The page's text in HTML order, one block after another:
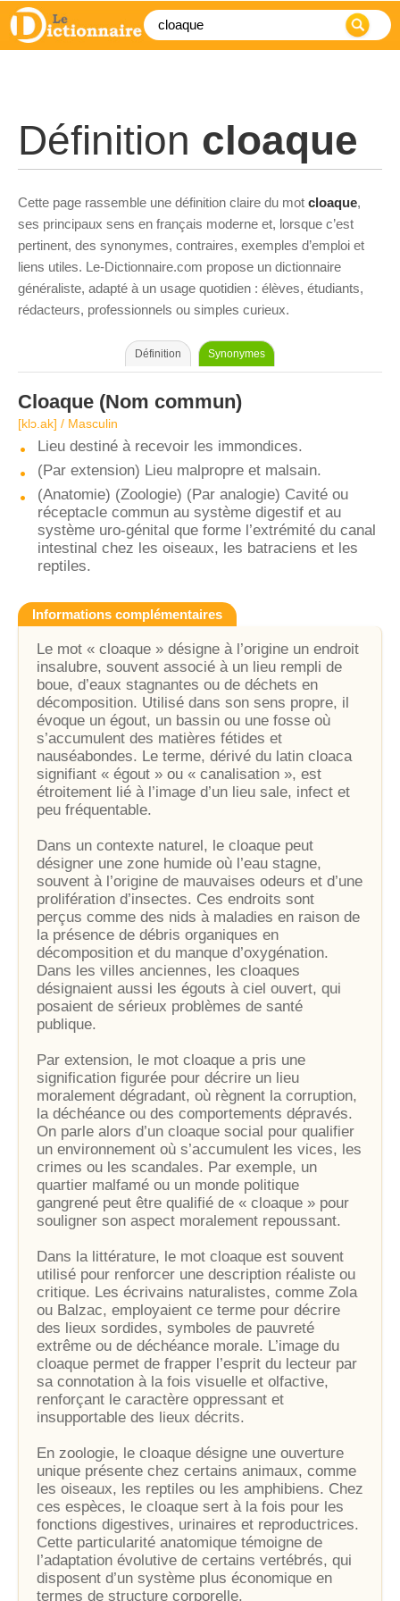
Définition cloaque
Cette page rassemble une définition claire du mot cloaque,
ses principaux sens en français moderne et, lorsque c’est
pertinent, des synonymes, contraires, exemples d’emploi et
liens utiles. Le-Dictionnaire.com propose un dictionnaire
généraliste, adapté à un usage quotidien : élèves, étudiants,
rédacteurs, professionnels ou simples curieux.
Définition Synonymes
Cloaque (Nom commun)
[klɔ.ak] / Masculin
Lieu destiné à recevoir les immondices.
(Par extension) Lieu malpropre et malsain.
(Anatomie) (Zoologie) (Par analogie) Cavité ou
réceptacle commun au système digestif et au
système uro-génital que forme l’extrémité du canal
intestinal chez les oiseaux, les batraciens et les
reptiles.
Informations complémentaires
Le mot « cloaque » désigne à l’origine un endroit
insalubre, souvent associé à un lieu rempli de
boue, d’eaux stagnantes ou de déchets en
décomposition. Utilisé dans son sens propre, il
évoque un égout, un bassin ou une fosse où
s’accumulent des matières fétides et
nauséabondes. Le terme, dérivé du latin cloaca
signifiant « égout » ou « canalisation », est
étroitement lié à l’image d’un lieu sale, infect et
peu fréquentable.
Dans un contexte naturel, le cloaque peut
désigner une zone humide où l’eau stagne,
souvent à l’origine de mauvaises odeurs et d’une
prolifération d’insectes. Ces endroits sont
perçus comme des nids à maladies en raison de
la présence de débris organiques en
décomposition et du manque d’oxygénation.
Dans les villes anciennes, les cloaques
désignaient aussi les égouts à ciel ouvert, qui
posaient de sérieux problèmes de santé
publique.
Par extension, le mot cloaque a pris une
signification figurée pour décrire un lieu
moralement dégradant, où règnent la corruption,
la déchéance ou des comportements dépravés.
On parle alors d’un cloaque social pour qualifier
un environnement où s’accumulent les vices, les
crimes ou les scandales. Par exemple, un
quartier malfamé ou un monde politique
gangrené peut être qualifié de « cloaque » pour
souligner son aspect moralement repoussant.
Dans la littérature, le mot cloaque est souvent
utilisé pour renforcer une description réaliste ou
critique. Les écrivains naturalistes, comme Zola
ou Balzac, employaient ce terme pour décrire
des lieux sordides, symboles de pauvreté
extrême ou de déchéance morale. L’image du
cloaque permet de frapper l’esprit du lecteur par
sa connotation à la fois visuelle et olfactive,
renforçant le caractère oppressant et
insupportable des lieux décrits.
En zoologie, le cloaque désigne une ouverture
unique présente chez certains animaux, comme
les oiseaux, les reptiles ou les amphibiens. Chez
ces espèces, le cloaque sert à la fois pour les
fonctions digestives, urinaires et reproductrices.
Cette particularité anatomique témoigne de
l’adaptation évolutive de certains vertébrés, qui
disposent d’un système plus économique en
termes de structure corporelle.